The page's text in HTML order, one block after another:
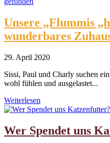
Unsere „Flummis
wunderbares
29. April 2020
Sissi, Paul und Charly suchen
wohl fühlen und ausgelastet...
Weiterlesen
Wer Spendet uns